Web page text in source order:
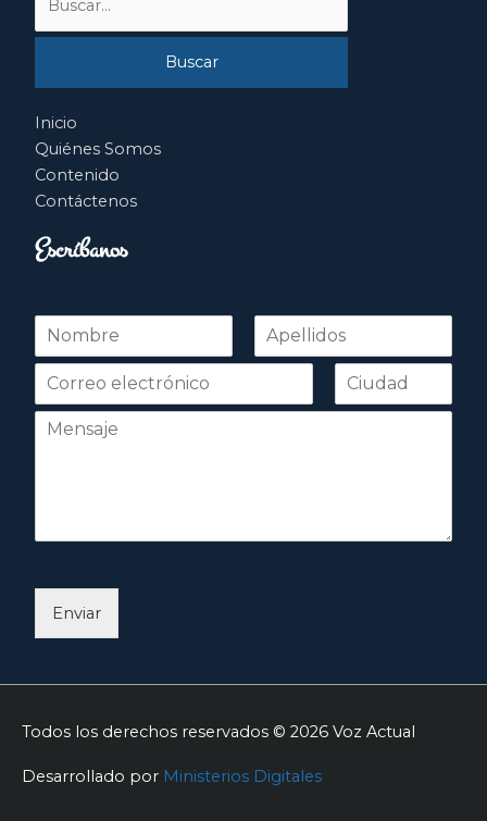
por:
Inicio
Quiénes Somos
Contenido
Contáctenos
Escríbanos
N
m
r
Nombre Apellidos
Enviar
Todos los derechos reservados © 2026 Voz Actual
Desarrollado por Ministerios Digitales